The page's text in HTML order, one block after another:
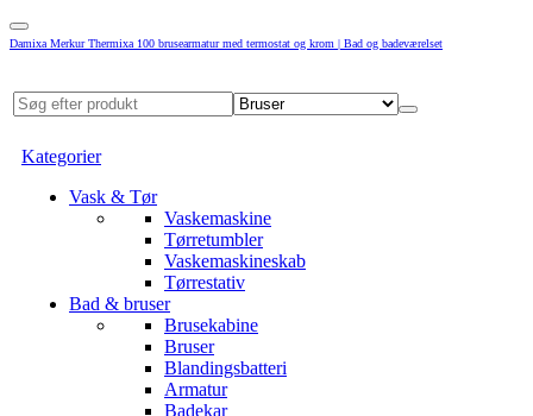
Damixa Merkur Thermixa 100 brusearmatur med termostat og krom | Bad og badeværelset
Kategorier
Vask & Tør
Vaskemaskine
Tørretumbler
Vaskemaskineskab
Tørrestativ
Bad & bruser
Brusekabine
Bruser
Blandingsbatteri
Armatur
Badekar